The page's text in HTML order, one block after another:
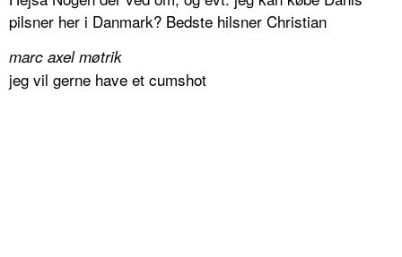
pilsner her i Danmark? Bedste hilsner Christian
marc axel møtrik
jeg vil gerne have et cumshot